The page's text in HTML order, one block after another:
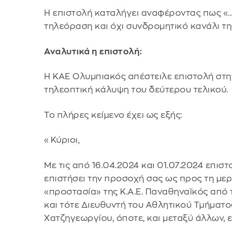
Η επιστολή καταλήγει αναφέροντας πως
τηλεόραση και όχι συνδρομητικό κανάλι
Αναλυτικά η επιστολή:
Η ΚΑΕ Ολυμπιακός απέστειλε επιστολή
τηλεοπτική κάλυψη του δεύτερου τελικού.
Το πλήρες κείμενο έχει ως εξής:
«Κύριοι,
Με τις από 16.04.2024 και 01.07.2024
επιστήσει την προσοχή σας ως προς τη
«προστασία» της Κ.Α.Ε. Παναθηναϊκός
και τότε Διευθυντή του Αθλητικού
Χατζηγεωργίου, όποτε, και μεταξύ άλλων,